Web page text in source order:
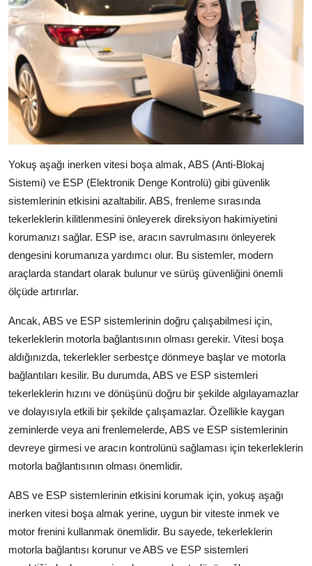
Yokuş aşağı inerken vitesi boşa almak, ABS (Anti-Blokaj
Sistemi) ve ESP (Elektronik Denge Kontrolü) gibi güvenlik
sistemlerinin etkisini azaltabilir. ABS, frenleme sırasında
tekerleklerin kilitlenmesini önleyerek direksiyon hakimiyetini
korumanızı sağlar. ESP ise, aracın savrulmasını önleyerek
dengesini korumanıza yardımcı olur. Bu sistemler, modern
araçlarda standart olarak bulunur ve sürüş güvenliğini önemli
ölçüde artırırlar.
Ancak, ABS ve ESP sistemlerinin doğru çalışabilmesi için,
tekerleklerin motorla bağlantısının olması gerekir. Vitesi boşa
aldığınızda, tekerlekler serbestçe dönmeye başlar ve motorla
bağlantıları kesilir. Bu durumda, ABS ve ESP sistemleri
tekerleklerin hızını ve dönüşünü doğru bir şekilde algılayamazlar
ve dolayısıyla etkili bir şekilde çalışamazlar. Özellikle kaygan
zeminlerde veya ani frenlemelerde, ABS ve ESP sistemlerinin
devreye girmesi ve aracın kontrolünü sağlaması için tekerleklerin
motorla bağlantısının olması önemlidir.
ABS ve ESP sistemlerinin etkisini korumak için, yokuş aşağı
inerken vitesi boşa almak yerine, uygun bir viteste inmek ve
motor frenini kullanmak önemlidir. Bu sayede, tekerleklerin
motorla bağlantısı korunur ve ABS ve ESP sistemleri